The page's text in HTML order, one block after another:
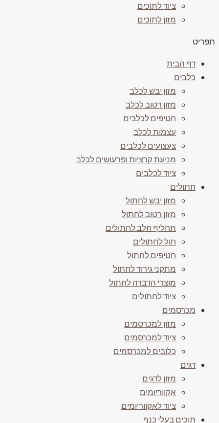
ציוד לתוכים
מזון לתוכים
דף הבית
כלבים
מזון יבש לכלב
מזון רטוב לכלב
חטיפים לכלבים
עצמות לכלב
צעצועים לכלבים
מניעת קרציות ופרעושים לכלב
ציוד לכלבים
חתולים
מזון יבש לחתול
מזון רטוב לחתול
תחליף חלב לחתולים
חול לחתולים
חטיפים לחתול
מתקני גירוד לחתול
מוצרי הדברה לחתול
ציוד לחתולים
מכרסמים
מזון למכרסמים
ציוד למכרסמים
כלובים למכרסמים
דגים
מזון לדגים
אקווריומים
ציוד לאקווריומים
תוכים בעלי כנף